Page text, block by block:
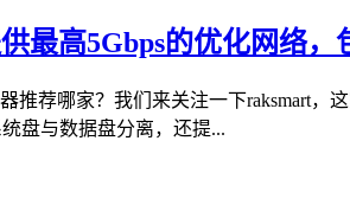
最高5Gbps的优化网络，
推荐哪家？我们来关注一下raksmart
盘与数据盘分离，还提...